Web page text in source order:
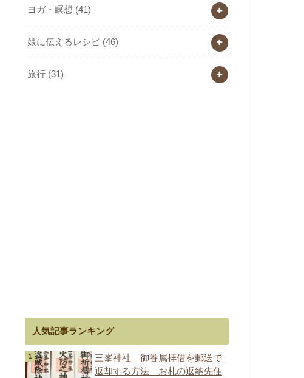
ヨガ・瞑想 (41)
娘に伝えるレシピ (46)
旅行 (31)
人気記事ランキング
三峯神社 御眷属拝借を郵送で
返却する方法 お札の返納先住